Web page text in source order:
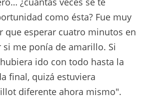
como ésta? Fue muy
que esperar cuatro minutos en
si me ponía de amarillo. Si
ido con todo hasta la
final, quizá estuviera
diferente ahora mismo".